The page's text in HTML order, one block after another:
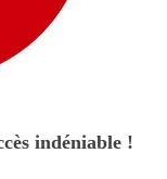
indéniable !